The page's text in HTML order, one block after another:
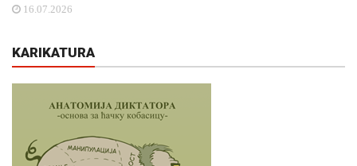
16.07.2026
KARIKATURA